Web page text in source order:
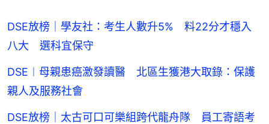
DSE放榜｜學友社：考生人數升5% 料22分才穩入
八大 選科宜保守
DSE︱母親患癌激發讀醫 北區生獲港大取錄：保護
親人及服務社會
DSE放榜｜太古可口可樂組跨代龍舟隊 員工寄語考